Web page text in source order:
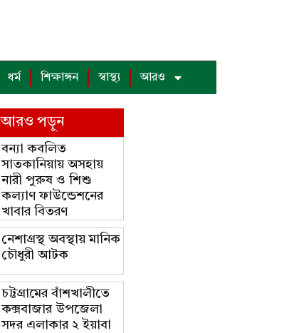
ধর্ম শিক্ষাঙ্গন স্বাস্থ্য আরও
আরও পড়ুন
বন্যা কবলিত
সাতকানিয়ায় অসহায়
নারী পুরুষ ও শিশু
কল্যাণ ফাউন্ডেশনের
খাবার বিতরণ
নেশাগ্রস্থ অবস্থায় মানিক
চৌধুরী আটক
চট্টগ্রামের বাঁশখালীতে
কক্সবাজার উপজেলা
সদর এলাকার ২ ইয়াবা